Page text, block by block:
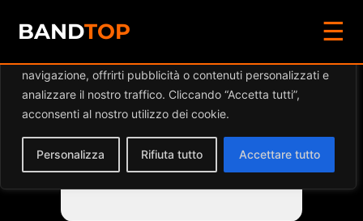
Diamo valore alla tua privacy
navigazione, offrirti pubblicità o contenuti personalizzati e
analizzare il nostro traffico. Cliccando “Accetta tutti”,
acconsenti al nostro utilizzo dei cookie.
Personalizza Rifiuta tutto Accettare tutto
BANDTOP ☰
Events by Band
BONE RATTLER